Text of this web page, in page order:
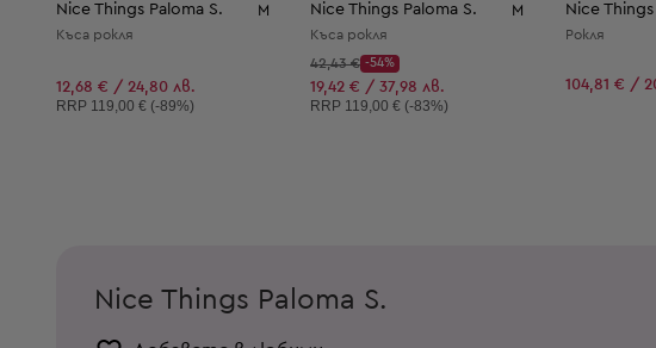
Nice Things Paloma S. M
Къса рокля
12,68 € / 24,80 лв.
Препоръчителна цена:
RRP 119,00 € (-89%)
Nice Things Paloma S. M
Къса рокля
Начална цена:
42,43 €
Discount Price:
-54%
Намалена цена:
19,42 € / 37,98 лв.
Препоръчителна цена:
RRP 119,00 € (-83%)
Nice
Рокля
104,81 € /
Nice Things Paloma S.